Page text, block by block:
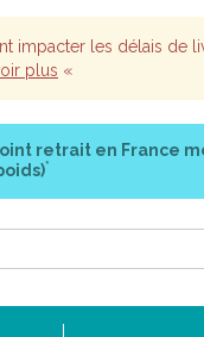
impacter les délais de
plus «
retrait en France
*